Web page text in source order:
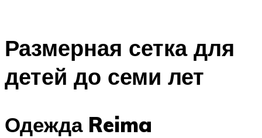
Размерная сетка для
детей до семи лет
Одежда Reima